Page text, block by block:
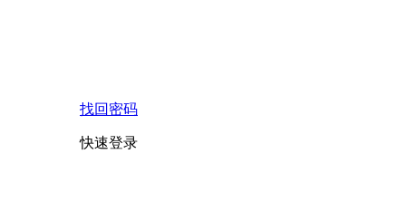
找回密码
快速登录